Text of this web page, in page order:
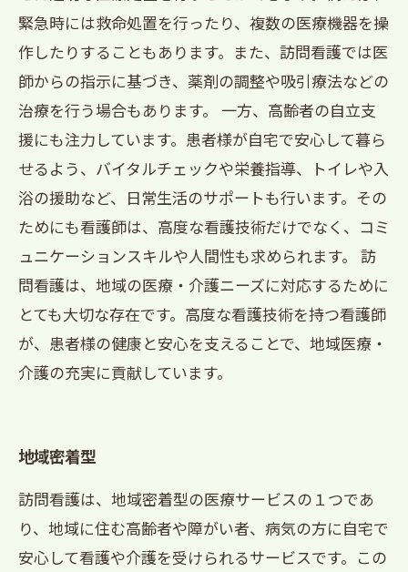
緊急時には救命処置を行ったり、複数の医療機器を操
作したりすることもあります。また、訪問看護では医
師からの指示に基づき、薬剤の調整や吸引療法などの
治療を行う場合もあります。 一方、高齢者の自立支
援にも注力しています。患者様が自宅で安心して暮ら
せるよう、バイタルチェックや栄養指導、トイレや入
浴の援助など、日常生活のサポートも行います。その
ためにも看護師は、高度な看護技術だけでなく、コミ
ュニケーションスキルや人間性も求められます。 訪
問看護は、地域の医療・介護ニーズに対応するために
とても大切な存在です。高度な看護技術を持つ看護師
が、患者様の健康と安心を支えることで、地域医療・
介護の充実に貢献しています。
地域密着型
訪問看護は、地域密着型の医療サービスの１つであ
り、地域に住む高齢者や障がい者、病気の方に自宅で
安心して看護や介護を受けられるサービスです。この